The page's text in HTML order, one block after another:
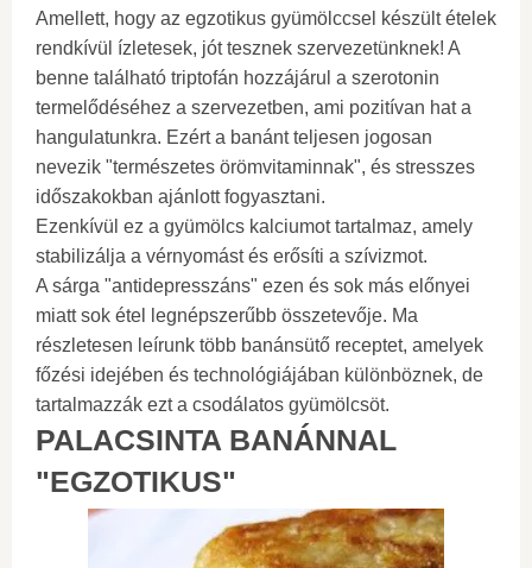
Amellett, hogy az egzotikus gyümölccsel készült ételek
rendkívül ízletesek, jót tesznek szervezetünknek! A
benne található triptofán hozzájárul a szerotonin
termelődéséhez a szervezetben, ami pozitívan hat a
hangulatunkra. Ezért a banánt teljesen jogosan
nevezik "természetes örömvitaminnak", és stresszes
időszakokban ajánlott fogyasztani.
Ezenkívül ez a gyümölcs kalciumot tartalmaz, amely
stabilizálja a vérnyomást és erősíti a szívizmot.
A sárga "antidepresszáns" ezen és sok más előnyei
miatt sok étel legnépszerűbb összetevője. Ma
részletesen leírunk több banánsütő receptet, amelyek
főzési idejében és technológiájában különböznek, de
tartalmazzák ezt a csodálatos gyümölcsöt.
PALACSINTA BANÁNNAL
"EGZOTIKUS"